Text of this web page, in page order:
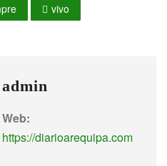
vivo
admin
Web:
https://diarioarequipa.com